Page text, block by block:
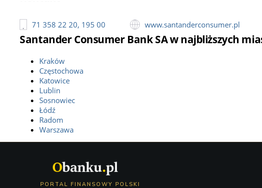
71 358 22 20, 195 00 www.santanderconsumer.pl
Santander Consumer Bank SA w najbliższych
Kraków
Częstochowa
Katowice
Lublin
Sosnowiec
Łódź
Radom
Warszawa
PORTAL FINANSOWY POLSKI